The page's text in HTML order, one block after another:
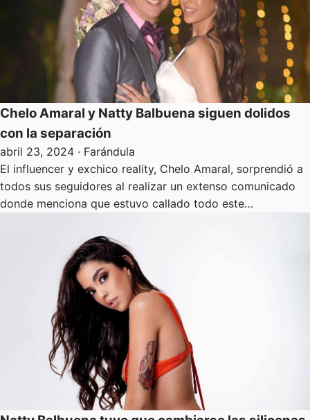
Chelo Amaral y Natty Balbuena siguen dolidos
con la separación
abril 23, 2024 · Farándula
El influencer y exchico reality, Chelo Amaral, sorprendió a
todos sus seguidores al realizar un extenso comunicado
donde menciona que estuvo callado todo este…